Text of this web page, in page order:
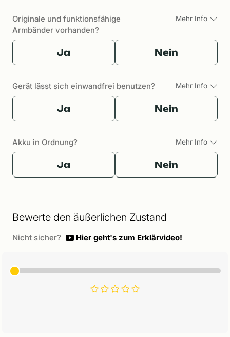
Originale und funktionsfähige
Armbänder vorhanden?
Mehr Info
Ja Nein
Gerät lässt sich einwandfrei benutzen? Mehr Info
Ja Nein
Akku in Ordnung? Mehr Info
Ja Nein
Bewerte den äußerlichen Zustand
Nicht sicher? Hier geht's zum Erklärvideo!